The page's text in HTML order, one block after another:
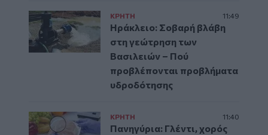
ΚΡΗΤΗ 11:49
Ηράκλειο: Σοβαρή βλάβη
στη γεώτρηση των
Βασιλειών – Πού
προβλέπονται προβλήματα
υδροδότησης
ΚΡΗΤΗ 11:40
Πανηγύρια: Γλέντι, χορός